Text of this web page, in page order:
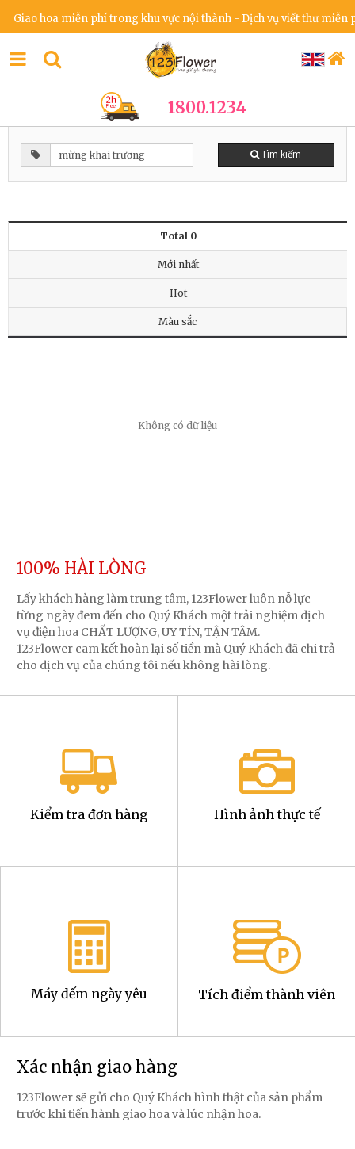
Giao hoa miễn phí trong khu vực nội thành - Dịch vụ viết thư miễn
1800.1234
Tìm kiếm
Total 0
Mới nhất
Hot
Màu sắc
Không có dữ liệu
100% HÀI LÒNG
Lấy khách hàng làm trung tâm, 123Flower luôn nỗ lực
từng ngày đem đến cho Quý Khách một trải nghiệm dịch
vụ điện hoa CHẤT LƯỢNG, UY TÍN, TẬN TÂM.
123Flower cam kết hoàn lại số tiền mà Quý Khách đã chi trả
cho dịch vụ của chúng tôi nếu không hài lòng.
Kiểm tra đơn hàng Hình ảnh thực tế
Máy đếm ngày yêu Tích điểm thành viên
Xác nhận giao hàng
123Flower sẽ gửi cho Quý Khách hình thật của sản phẩm
trước khi tiến hành giao hoa và lúc nhận hoa.